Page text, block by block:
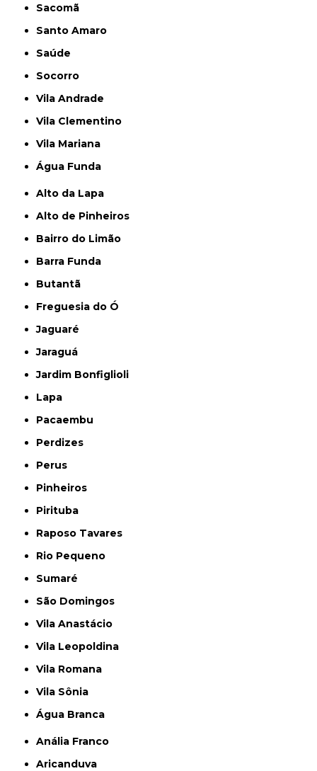
Sacomã
Santo Amaro
Saúde
Socorro
Vila Andrade
Vila Clementino
Vila Mariana
Água Funda
Alto da Lapa
Alto de Pinheiros
Bairro do Limão
Barra Funda
Butantã
Freguesia do Ó
Jaguaré
Jaraguá
Jardim Bonfiglioli
Lapa
Pacaembu
Perdizes
Perus
Pinheiros
Pirituba
Raposo Tavares
Rio Pequeno
Sumaré
São Domingos
Vila Anastácio
Vila Leopoldina
Vila Romana
Vila Sônia
Água Branca
Anália Franco
Aricanduva